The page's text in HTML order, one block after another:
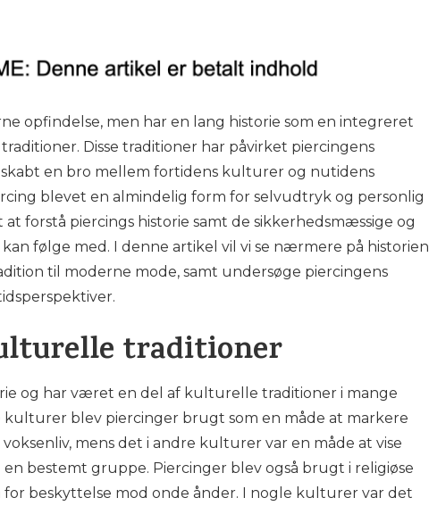
opfindelse, men har en lang historie som en integreret
Disse traditioner har påvirket piercingens
en bro mellem fortidens kulturer og nutidens
blevet en almindelig form for selvudtryk og personlig
forstå piercings historie samt de sikkerhedsmæssige og
følge med. I denne artikel vil vi se nærmere på historien
til moderne mode, samt undersøge piercingens
traditioner
og har været en del af kulturelle traditioner i mange
kulturer blev piercinger brugt som en måde at markere
mens det i andre kulturer var en måde at vise
bestemt gruppe. Piercinger blev også brugt i religiøse
for beskyttelse mod onde ånder. I nogle kulturer var det